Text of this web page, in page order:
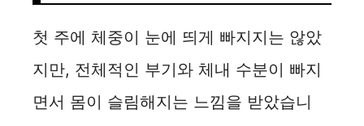
첫 주에 체중이 눈에 띄게 빠지지는 않았
지만, 전체적인 부기와 체내 수분이 빠지
면서 몸이 슬림해지는 느낌을 받았습니